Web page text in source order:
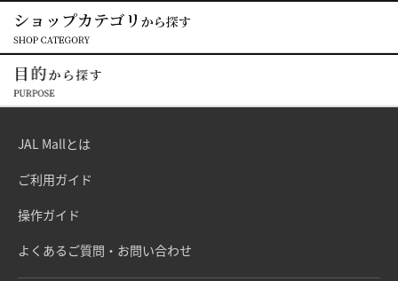
JAL Mallとは
ご利用ガイド
操作ガイド
よくあるご質問・お問い合わせ